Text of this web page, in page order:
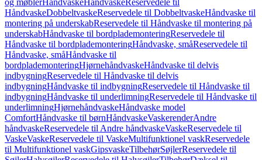
og møblerHåndvaskeHåndvaskeReservedele til
HåndvaskeDobbeltvaskeReservedele til DobbeltvaskeHåndvaske til
montering på underskabReservedele til Håndvaske til montering på
underskabHåndvaske til bordplademonteringReservedele til
Håndvaske til bordplademonteringHåndvaske, småReservedele til
Håndvaske, småHåndvaske til
bordplademonteringHjørnehåndvaskeHåndvaske til delvis
indbygningReservedele til Håndvaske til delvis
indbygningHåndvaske til indbygningReservedele til Håndvaske til
indbygningHåndvaske til underlimningReservedele til Håndvaske til
underlimningHjørnehåndvaskeHåndvaske model
ComfortHåndvaske til børnHåndvaskeVaskerenderAndre
håndvaskeReservedele til Andre håndvaskeVaskeReservedele til
VaskeVaskeReservedele til VaskeMultifunktionel vaskReservedele
til Multifunktionel vaskGipsvaskeTilbehørSøjlerReservedele til